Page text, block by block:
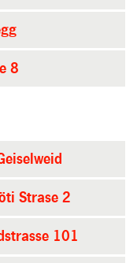
8
Strase 2
101